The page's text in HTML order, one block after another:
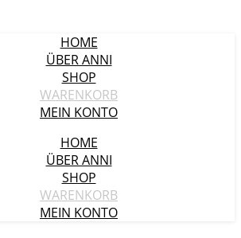
HOME
ÜBER ANNI
SHOP
WARENKORB
MEIN KONTO
HOME
ÜBER ANNI
SHOP
WARENKORB
MEIN KONTO